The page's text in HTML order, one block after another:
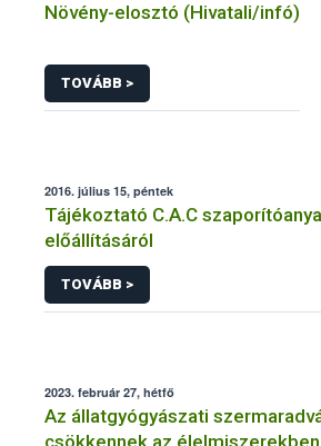
Növény-elosztó (Hivatali/infó)
TOVÁBB >
2016. július 15, péntek
Tájékoztató C.A.C
előállításáról
TOVÁBB >
2023. február 27, hétfő
Az állatgyógyászati